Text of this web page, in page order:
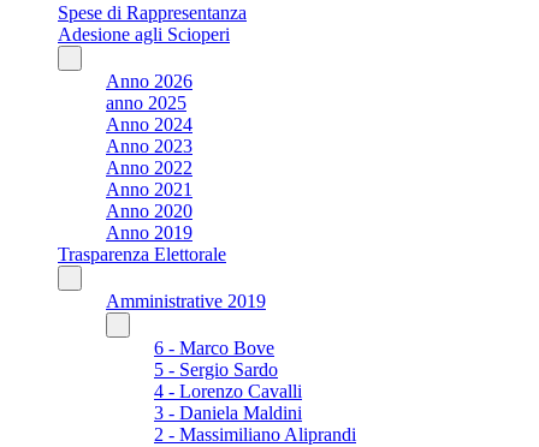
Spese di Rappresentanza
Adesione agli Scioperi
Anno 2026
anno 2025
Anno 2024
Anno 2023
Anno 2022
Anno 2021
Anno 2020
Anno 2019
Trasparenza Elettorale
Amministrative 2019
6 - Marco Bove
5 - Sergio Sardo
4 - Lorenzo Cavalli
3 - Daniela Maldini
2 - Massimiliano Aliprandi